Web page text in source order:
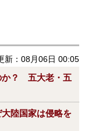
新：08月06日 00:05
か？ 五大老・五
陸国家は侵略を